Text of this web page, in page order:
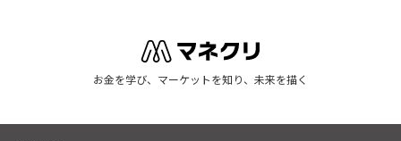
お金を学び、マーケットを知り、未来を描く